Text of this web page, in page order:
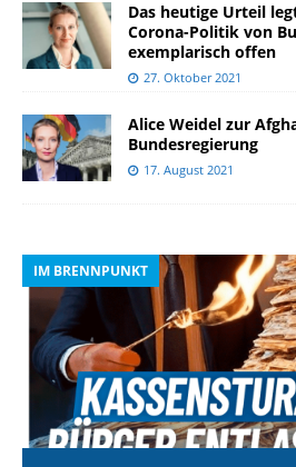
Das heutige Urteil
Corona-Politik von
exemplarisch offen
27. Oktober 2021
Alice Weidel zur
Bundesregierung
17. August 2021
IM BRENNPUNKT